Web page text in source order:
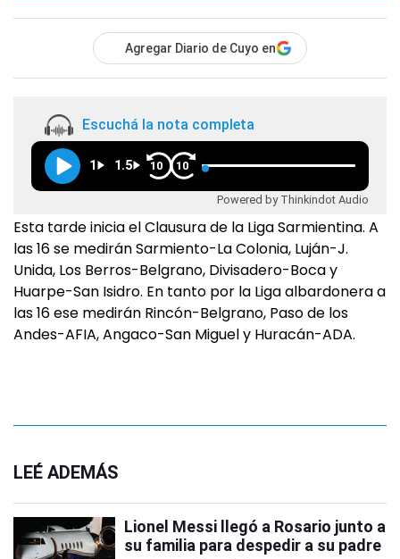
Agregar Diario de Cuyo en
Escuchá la nota completa
1 1.5 10 10
Powered by Thinkindot Audio
Esta tarde inicia el Clausura de la Liga Sarmientina. A
las 16 se medirán Sarmiento-La Colonia, Luján-J.
Unida, Los Berros-Belgrano, Divisadero-Boca y
Huarpe-San Isidro. En tanto por la Liga albardonera a
las 16 ese medirán Rincón-Belgrano, Paso de los
Andes-AFIA, Angaco-San Miguel y Huracán-ADA.
LEÉ ADEMÁS
Lionel Messi llegó a Rosario junto a
su familia para despedir a su padre